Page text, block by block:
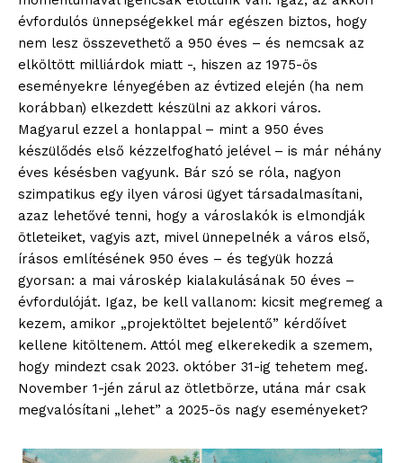
évfordulós ünnepségekkel már egészen biztos, hogy
nem lesz összevethető a 950 éves – és nemcsak az
elköltött milliárdok miatt -, hiszen az 1975-ös
eseményekre lényegében az évtized elején (ha nem
korábban) elkezdett készülni az akkori város.
Magyarul ezzel a honlappal – mint a 950 éves
készülődés első kézzelfogható jelével – is már néhány
éves késésben vagyunk. Bár szó se róla, nagyon
szimpatikus egy ilyen városi ügyet társadalmasítani,
azaz lehetővé tenni, hogy a városlakók is elmondják
ötleteiket, vagyis azt, mivel ünnepelnék a város első,
írásos említésének 950 éves – és tegyük hozzá
gyorsan: a mai városkép kialakulásának 50 éves –
évfordulóját. Igaz, be kell vallanom: kicsit megremeg a
kezem, amikor „projektöltet bejelentő” kérdőívet
kellene kitöltenem. Attól meg elkerekedik a szemem,
hogy mindezt csak 2023. október 31-ig tehetem meg.
November 1-jén zárul az ötletbörze, utána már csak
megvalósítani „lehet” a 2025-ös nagy eseményeket?